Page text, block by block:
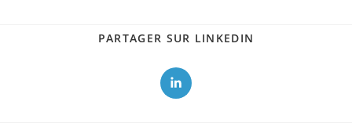
PARTAGER SUR LINKEDIN
Ouvrir
dans